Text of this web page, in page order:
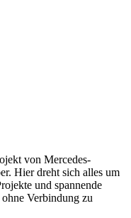
von Mercedes-
Hier dreht sich alles um
und spannende
Verbindung zu